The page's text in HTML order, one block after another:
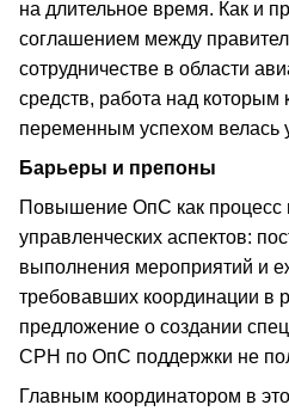
на длительное время. Как и
соглашением между
сотрудничестве в области
средств, работа над которым
переменным успехом велась
Барьеры и препоны
Повышение ОпС как процесс
управленческих аспектов:
выполнения мероприятий и
требовавших координации в
предложение о создании
СРН по ОпС поддержки не
Главным координатором в